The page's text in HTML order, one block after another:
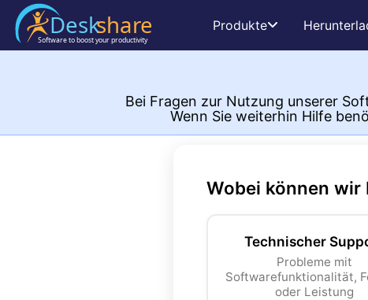
Produkte
Bei Fragen zur Nutzung unserer
Wenn Sie weiterhin Hilfe
Wobei können wir
Technischer
Probleme mit
Softwarefunktionalität,
oder Leistung